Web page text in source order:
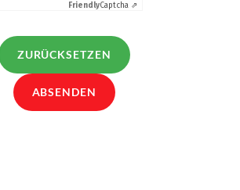
FriendlyCaptcha ⇗
ZURÜCKSETZEN
ABSENDEN